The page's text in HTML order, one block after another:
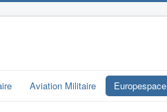
Aviation Militaire Europespace